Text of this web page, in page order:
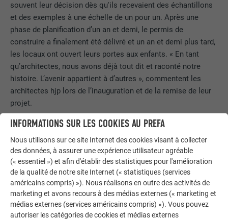
souvent leur décision dès qu'ils recevaient des échantillons
et des exemples à une échelle de un pour un. Après une
phase de planification d’un an et demi, le permis de
construire a finalement été délivré et un an et demi plus tard,
les locaux ont ouvert leurs portes aux enfants. « En tant
qu’architectes, nous avons déjà tout dit et raconté notre
histoire. L’avenir appartient à d’autres », commentent les
architectes hjp lors de l’inauguration et de la remise de leur
projet.
PREFALZ COMME SOLUTION AUX PROBLÈMES
Pour l’école maternelle de Niederwerrn, il était nécessaire de
trouver une solution de gouttière et de rive qui combine
différentes inclinaisons de toit sans débordement. De fortes
forces horizontales s’exercent sur la charpente, dues à la
INFORMATIONS SUR LES COOKIES AU PREFA
Nous utilisons sur ce site Internet des cookies visant à collecter
des données, à assurer une expérience utilisateur agréable
(« essentiel ») et afin d'établir des statistiques pour l'amélioration
de la qualité de notre site Internet (« statistiques (services
américains compris) »). Nous réalisons en outre des activités de
marketing et avons recours à des médias externes (« marketing et
médias externes (services américains compris) »). Vous pouvez
autoriser les catégories de cookies et médias externes